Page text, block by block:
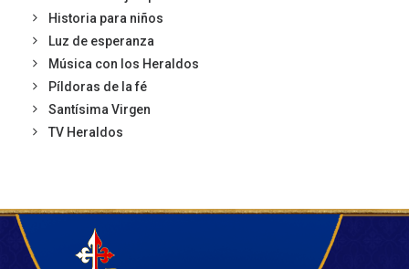
Historia para niños
Luz de esperanza
Música con los Heraldos
Píldoras de la fé
Santísima Virgen
TV Heraldos